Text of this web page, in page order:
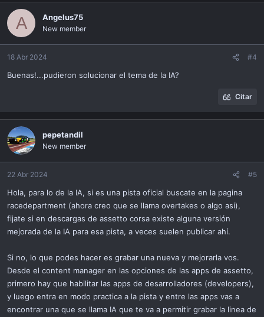
A Angelus75
New member
18 Abr 2024 #4
Buenas!...pudieron solucionar el tema de la IA?
Citar
pepetandil
New member
22 Abr 2024 #5
Hola, para lo de la IA, si es una pista oficial buscate en la pagina
racedepartment (ahora creo que se llama overtakes o algo asi),
fijate si en descargas de assetto corsa existe alguna versión
mejorada de la IA para esa pista, a veces suelen publicar ahí.
Si no, lo que podes hacer es grabar una nueva y mejorarla vos.
Desde el content manager en las opciones de las apps de assetto,
primero hay que habilitar las apps de desarrolladores (developers),
y luego entra en modo practica a la pista y entre las apps vas a
encontrar una que se llama IA que te va a permitir grabar la linea de